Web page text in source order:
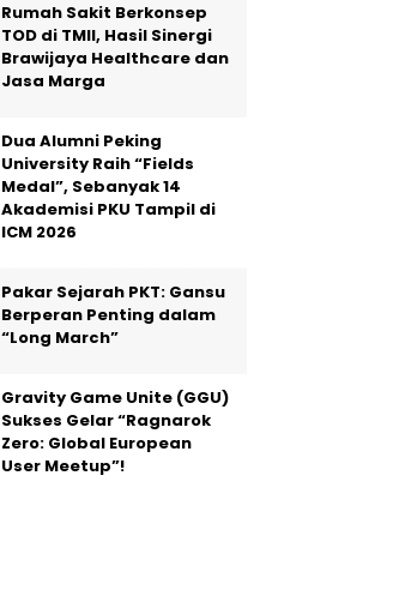
Rumah Sakit Berkonsep
TOD di TMII, Hasil Sinergi
Brawijaya Healthcare dan
Jasa Marga
Dua Alumni Peking
University Raih “Fields
Medal”, Sebanyak 14
Akademisi PKU Tampil di
ICM 2026
Pakar Sejarah PKT: Gansu
Berperan Penting dalam
“Long March”
Gravity Game Unite (GGU)
Sukses Gelar “Ragnarok
Zero: Global European
User Meetup”!